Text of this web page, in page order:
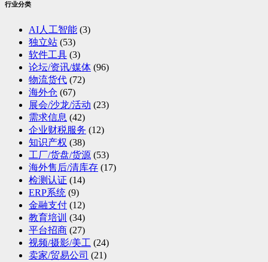
行业分类
AI人工智能 (3)
独立站 (53)
软件工具 (3)
论坛/资讯/媒体 (96)
物流货代 (72)
海外仓 (67)
展会/沙龙/活动 (23)
需求信息 (42)
企业财税服务 (12)
知识产权 (38)
工厂/货盘/货源 (53)
海外售后/清库存 (17)
检测认证 (14)
ERP系统 (9)
金融支付 (12)
教育培训 (34)
平台招商 (27)
视频/摄影/美工 (24)
卖家/贸易公司 (21)